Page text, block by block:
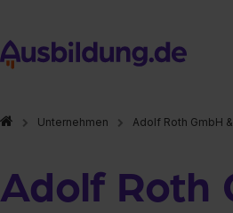
Unternehmen Adolf Roth GmbH
Adolf Roth